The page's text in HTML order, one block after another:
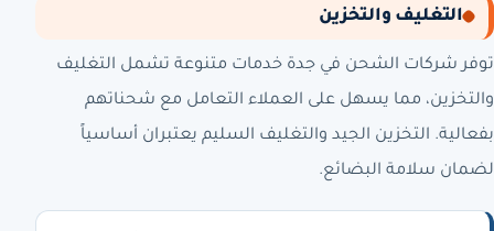
التغليف والتخزين
توفر شركات الشحن في جدة خدمات متنوعة تشمل التغليف
والتخزين، مما يسهل على العملاء التعامل مع شحناتهم
بفعالية. التخزين الجيد والتغليف السليم يعتبران أساسياً
لضمان سلامة البضائع.